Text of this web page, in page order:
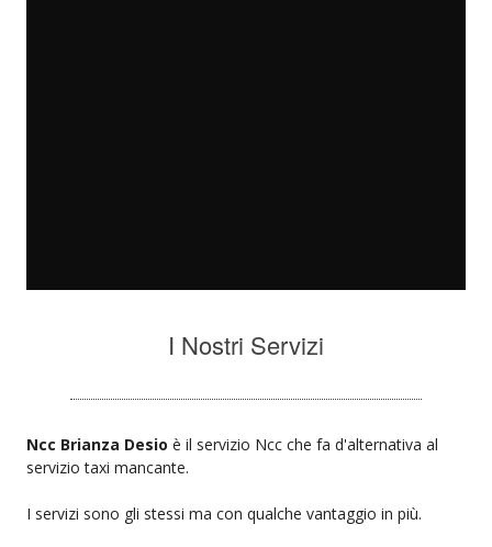
I Nostri Servizi
Ncc Brianza Desio è il servizio Ncc che fa d'alternativa al
servizio taxi mancante.
I servizi sono gli stessi ma con qualche vantaggio in più.